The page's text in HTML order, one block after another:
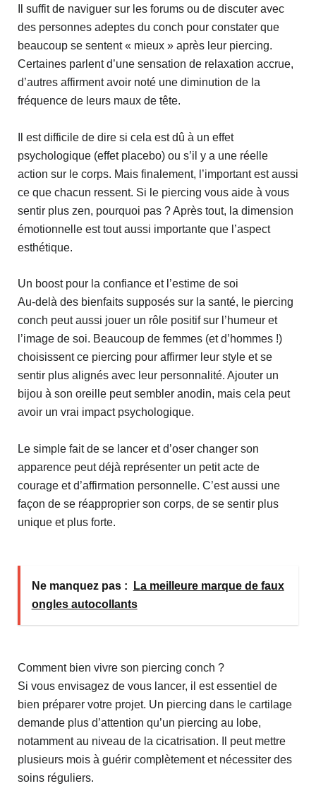
Il suffit de naviguer sur les forums ou de discuter avec
des personnes adeptes du conch pour constater que
beaucoup se sentent « mieux » après leur piercing.
Certaines parlent d’une sensation de relaxation accrue,
d’autres affirment avoir noté une diminution de la
fréquence de leurs maux de tête.
Il est difficile de dire si cela est dû à un effet
psychologique (effet placebo) ou s’il y a une réelle
action sur le corps. Mais finalement, l’important est aussi
ce que chacun ressent. Si le piercing vous aide à vous
sentir plus zen, pourquoi pas ? Après tout, la dimension
émotionnelle est tout aussi importante que l’aspect
esthétique.
Un boost pour la confiance et l’estime de soi
Au-delà des bienfaits supposés sur la santé, le piercing
conch peut aussi jouer un rôle positif sur l’humeur et
l’image de soi. Beaucoup de femmes (et d’hommes !)
choisissent ce piercing pour affirmer leur style et se
sentir plus alignés avec leur personnalité. Ajouter un
bijou à son oreille peut sembler anodin, mais cela peut
avoir un vrai impact psychologique.
Le simple fait de se lancer et d’oser changer son
apparence peut déjà représenter un petit acte de
courage et d’affirmation personnelle. C’est aussi une
façon de se réapproprier son corps, de se sentir plus
unique et plus forte.
Ne manquez pas :
La meilleure marque de faux
ongles autocollants
Comment bien vivre son piercing conch ?
Si vous envisagez de vous lancer, il est essentiel de
bien préparer votre projet. Un piercing dans le cartilage
demande plus d’attention qu’un piercing au lobe,
notamment au niveau de la cicatrisation. Il peut mettre
plusieurs mois à guérir complètement et nécessiter des
soins réguliers.